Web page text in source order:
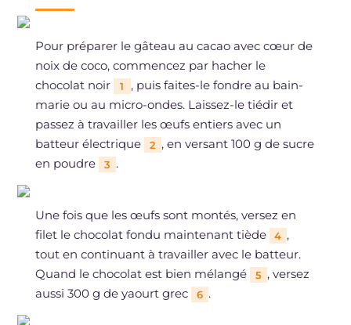
Pour préparer le gâteau au cacao avec cœur de
noix de coco, commencez par hacher le
chocolat noir
1
, puis faites-le fondre au bain-
marie ou au micro-ondes. Laissez-le tiédir et
passez à travailler les œufs entiers avec un
batteur électrique
2 , en versant 100 g de sucre
en poudre
3 .
Une fois que les œufs sont montés, versez en
filet le chocolat fondu maintenant tiède
4 ,
tout en continuant à travailler avec le batteur.
Quand le chocolat est bien mélangé
5 , versez
aussi 300 g de yaourt grec
6 .